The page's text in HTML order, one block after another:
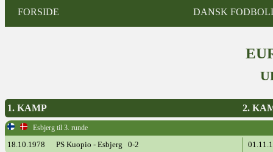
FORSIDE DANSK
1. KAMP 2.
Esbjerg til 3. runde
18.10.1978 PS Kuopio - Esbjerg 0-2